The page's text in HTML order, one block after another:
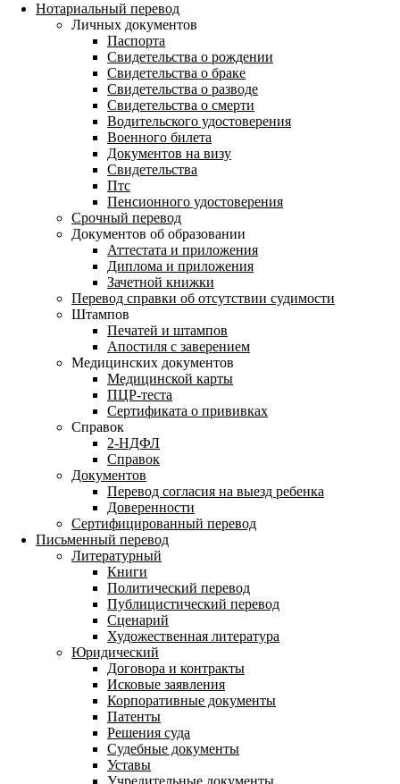
Нотариальный перевод
Личных документов
Паспорта
Свидетельства о рождении
Свидетельства о браке
Свидетельства о разводе
Свидетельства о смерти
Водительского удостоверения
Военного билета
Документов на визу
Свидетельства
Птс
Пенсионного удостоверения
Срочный перевод
Документов об образовании
Аттестата и приложения
Диплома и приложения
Зачетной книжки
Перевод справки об отсутствии судимости
Штампов
Печатей и штампов
Апостиля с заверением
Медицинских документов
Медицинской карты
ПЦР-теста
Сертификата о прививках
Справок
2-НДФЛ
Справок
Документов
Перевод согласия на выезд ребенка
Доверенности
Сертифицированный перевод
Письменный перевод
Литературный
Книги
Политический перевод
Публицистический перевод
Сценарий
Художественная литература
Юридический
Договора и контракты
Исковые заявления
Корпоративные документы
Патенты
Решения суда
Судебные документы
Уставы
Учредительные документы